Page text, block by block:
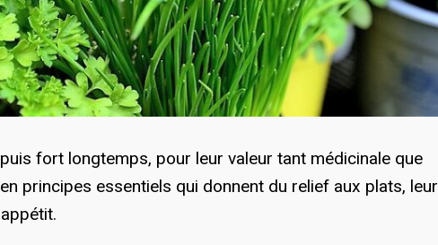
fort longtemps, pour leur valeur tant médicinale que
principes essentiels qui donnent du relief aux plats, leur